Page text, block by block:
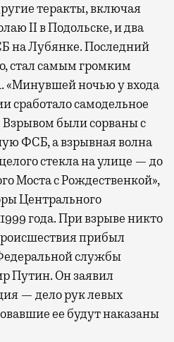
теракты, включая
II в Подольске, и два
на Лубянке. Последний
стал самым громким
«Минувшей ночью у входа
сработало самодельное
были сорваны с
ФСБ, а взрывная волна
стекла на улице — до
Моста с Рождественкой»,
Центрального
года. При взрыве никто
прибыл
службы
Путин. Он заявил
— дело рук левых
ее будут наказаны